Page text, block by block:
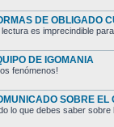
DE OBLIGADO
lectura es imprecindible
DE IGOMANIA
fenómenos!
SOBRE EL
lo que debes saber sobre